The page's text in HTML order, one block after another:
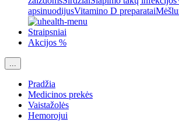
apsinuodijusVitamino D preparatai
Straipsniai
Akcijos %
...
Pradžia
Medicinos prekės
Vaistažolės
Hemorojui